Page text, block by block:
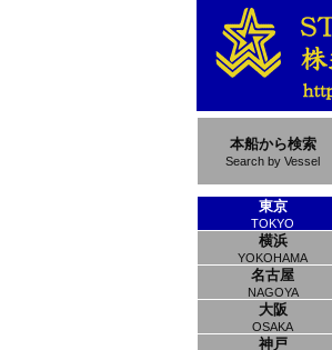
本船から検索
Search by Vessel
東京
TOKYO
横浜
YOKOHAMA
名古屋
NAGOYA
大阪
OSAKA
神戸